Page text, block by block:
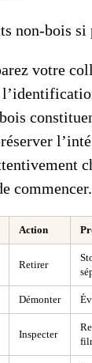
non-bois si
votre
commencer.
Action
Retirer
Démonter
Inspecter